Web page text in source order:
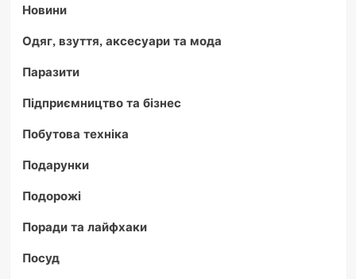
Новини
Одяг, взуття, аксесуари та мода
Паразити
Підприємництво та бізнес
Побутова техніка
Подарунки
Подорожі
Поради та лайфхаки
Посуд